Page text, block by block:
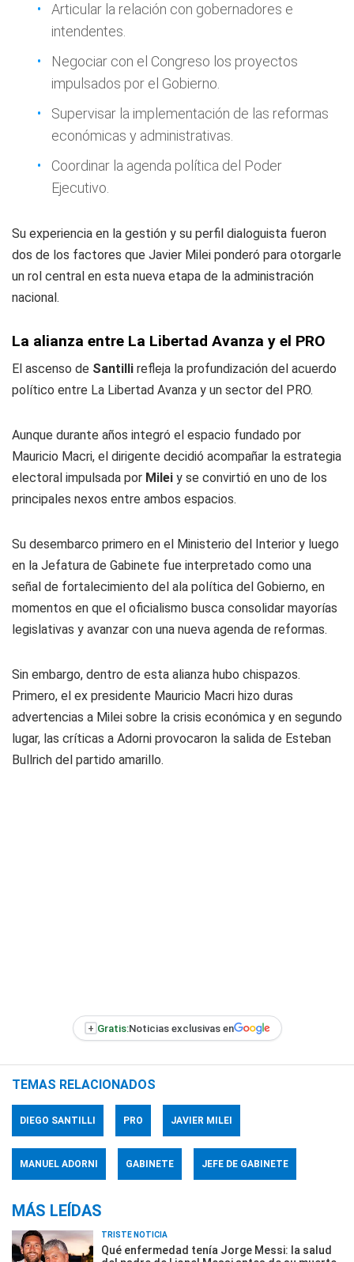
Articular la relación con gobernadores e
intendentes.
Negociar con el Congreso los proyectos
impulsados por el Gobierno.
Supervisar la implementación de las reformas
económicas y administrativas.
Coordinar la agenda política del Poder
Ejecutivo.
Su experiencia en la gestión y su perfil dialoguista fueron
dos de los factores que Javier Milei ponderó para otorgarle
un rol central en esta nueva etapa de la administración
nacional.
La alianza entre La Libertad Avanza y el PRO
El ascenso de Santilli refleja la profundización del acuerdo
político entre La Libertad Avanza y un sector del PRO.
Aunque durante años integró el espacio fundado por
Mauricio Macri, el dirigente decidió acompañar la estrategia
electoral impulsada por Milei y se convirtió en uno de los
principales nexos entre ambos espacios.
Su desembarco primero en el Ministerio del Interior y luego
en la Jefatura de Gabinete fue interpretado como una
señal de fortalecimiento del ala política del Gobierno, en
momentos en que el oficialismo busca consolidar mayorías
legislativas y avanzar con una nueva agenda de reformas.
Sin embargo, dentro de esta alianza hubo chispazos.
Primero, el ex presidente Mauricio Macri hizo duras
advertencias a Milei sobre la crisis económica y en segundo
lugar, las críticas a Adorni provocaron la salida de Esteban
Bullrich del partido amarillo.
+ Gratis:Noticias exclusivas en
TEMAS RELACIONADOS
DIEGO SANTILLI PRO JAVIER MILEI
MANUEL ADORNI GABINETE JEFE DE GABINETE
MÁS LEÍDAS
TRISTE NOTICIA
Qué enfermedad tenía Jorge Messi: la salud